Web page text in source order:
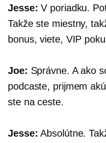
Jesse: V poriadku.
Takže ste miestny,
bonus, viete, VIP
Joe: Správne. A ako
podcaste, prijmem
ste na ceste.
Jesse: Absolútne.